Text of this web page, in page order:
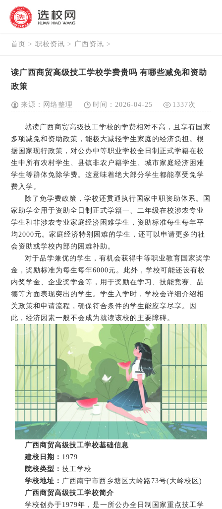
首页 >职校资讯 > 广西资讯 >
读广西商贸高级技工学校学费贵吗 有哪些减免和资助
政策
来源：网络整理 时间：2026-04-25 1337次
就读广西商贸高级技工学校的学费相对不高，且享有国家
多项减免和资助政策，能极大减轻学生家庭的经济负担。根
据国家现行政策，对公办中等职业学校全日制正式学籍在校
生中所有农村学生、县镇非农户籍学生、城市家庭经济困难
学生等群体免除学费。这意味着绝大部分学生都能享受免学
费入学。
除了免学费政策，学校还贯通执行国家中职资助体系。国
家助学金用于资助全日制正式学籍一、二年级在校涉农专业
学生和非涉农专业家庭经济困难学生，资助标准每生每年平
均2000元。家庭经济特别困难的学生，还可以申请更多的社
会资助或学校内部的困难补助。
对于品学兼优的学生，有机会获得中等职业教育国家奖学
金，奖励标准为每生每年6000元。此外，学校可能还设有校
内奖学金、企业奖学金等，用于奖励在学习、技能竞赛、品
德等方面表现突出的学生。学生入学时，学校会详细介绍相
关政策和申请流程，确保符合条件的学生能应享尽享。因
此，经济因素一般不会成为就读该校的主要障碍。
广西商贸高级技工学校基础信息
建校日期： 1979
院校类型：技工学校
学校地址： 广西南宁市西乡塘区大岭路73号(大岭校区)
广西商贸高级技工学校简介
学校创办于1979年，是一所公办全日制国家重点技工学